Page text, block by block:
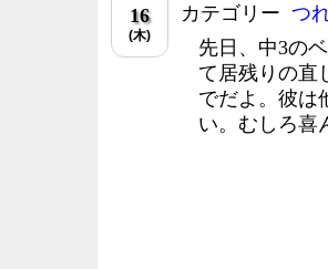
16
(木)
カテゴリー つ
先日、中3の
て居残りの直
でだよ。彼は
い。むしろ喜